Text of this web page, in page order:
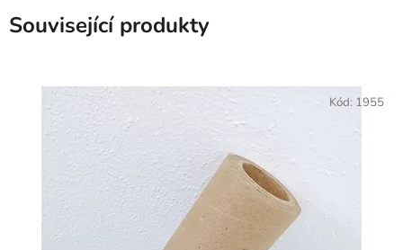
Související produkty
Kód: 1955